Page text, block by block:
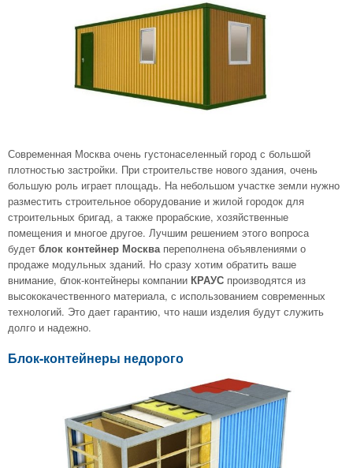
Современная Москва очень густонаселенный город с большой
плотностью застройки. При строительстве нового здания, очень
большую роль играет площадь. На небольшом участке земли нужно
разместить строительное оборудование и жилой городок для
строительных бригад, а также прорабские, хозяйственные
помещения и многое другое. Лучшим решением этого вопроса
будет блок контейнер Москва переполнена объявлениями о
продаже модульных зданий. Но сразу хотим обратить ваше
внимание, блок-контейнеры компании КРАУС производятся из
высококачественного материала, с использованием современных
технологий. Это дает гарантию, что наши изделия будут служить
долго и надежно.
Блок-контейнеры недорого